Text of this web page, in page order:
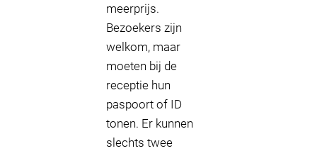
meerprijs.
Bezoekers zijn
welkom, maar
moeten bij de
receptie hun
paspoort of ID
tonen. Er kunnen
slechts twee